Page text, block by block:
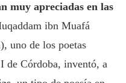
muy apreciadas en las
ibn Muafá
uno de los poetas
I de Córdoba, inventó, a